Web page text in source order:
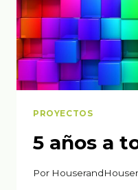
PROYECTOS
5 años a
Por HouserandHouser